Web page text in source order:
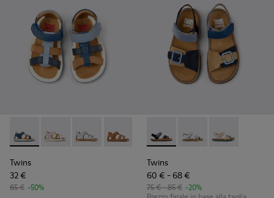
Twins - K800628-007 - Sandali in pelle e nabuk blu per
Twins - K800628-008 - Sandali multicolore in pelle
Twins - K800628-003
Twins - K800628-002
Twins - K800628-001
Twins
32 €
65 € -50%
Twins - K800672-002 -
Twins - K800672-004
Twins -
Twins
60 € - 68 €
75 € - 85 € -20%